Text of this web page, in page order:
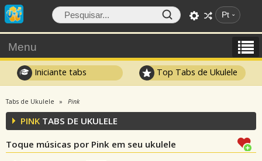
Pt
Menu
Iniciante tabs Top Tabs de Ukulele
Tabs de Ukulele Pink
PINK TABS DE UKULELE
Toque músicas por Pink em seu ukulele